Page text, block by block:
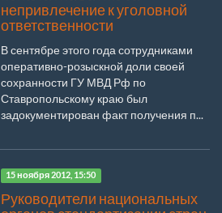
непривлечение к уголовной
ответственности
В сентябре этого года сотрудниками
оперативно-розыскной доли своей
сохранности ГУ МВД Рф по
Ставропольскому краю был
задокументирован факт получения п...
15 ноября 2012, 15:50
Руководители национальных